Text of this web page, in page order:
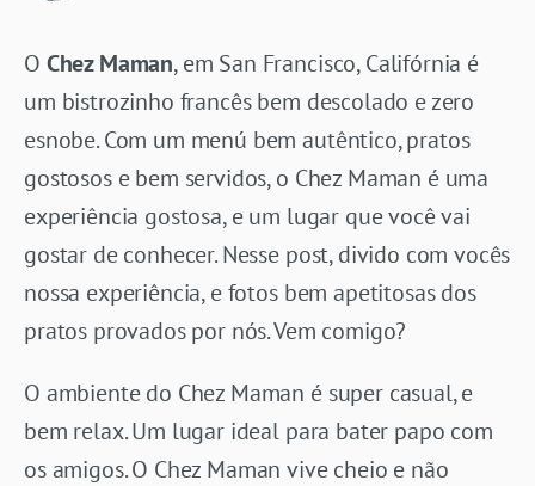
O Chez Maman, em San Francisco, Califórnia é
um bistrozinho francês bem descolado e zero
esnobe. Com um menú bem autêntico, pratos
gostosos e bem servidos, o Chez Maman é uma
experiência gostosa, e um lugar que você vai
gostar de conhecer. Nesse post, divido com vocês
nossa experiência, e fotos bem apetitosas dos
pratos provados por nós. Vem comigo?
O ambiente do Chez Maman é super casual, e
bem relax. Um lugar ideal para bater papo com
os amigos. O Chez Maman vive cheio e não